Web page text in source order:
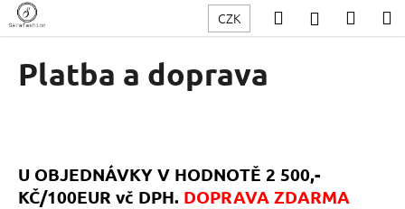
Přejít
na
obsah
CZK HledatPřihlášení
Platba a doprava
U OBJEDNÁVKY V HODNOTĚ 2 500,-
KČ/100EUR vč DPH. DOPRAVA ZDARMA
o
o
t